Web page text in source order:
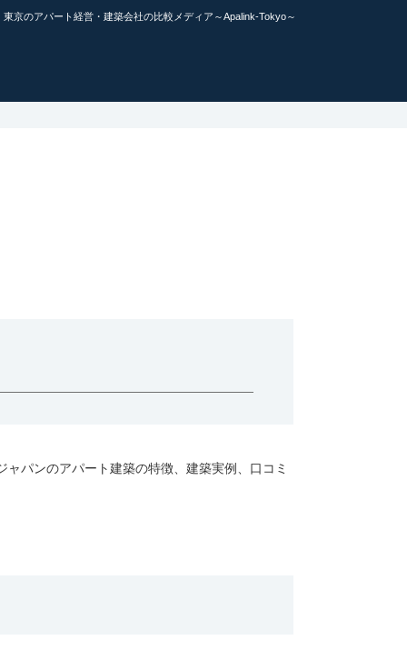
東京のアパート経営・建築会社の比較メディア～Apalink-Tokyo～
パンのアパート建築の特徴、建築実例、口コミ